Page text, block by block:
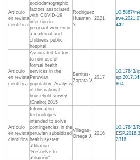
Artículo
en revista
científica
sociodemographic
factors associated
with COVID-19
infection in
pregnant women in
a maternal and
childrens public
hospital
Rodriguez
Huaman
Y.
2021
10.5867/
442
Artículo
en revista
científica
Associated factors
to non-use of
formal health
services in the
Peruvian
population: Analysis
of the national
household survey
(Enaho) 2015
Benites-
Zapata V.
2017
10.17843/
864
Artículo
en revista
científica
Information
technologies
intended to solve
contingencies in the
peruvian subsidized
health system
affiliation:
“Resuelve tu
afiliación”
Villegas-
Ortega J.
2016
10.17843/
2316